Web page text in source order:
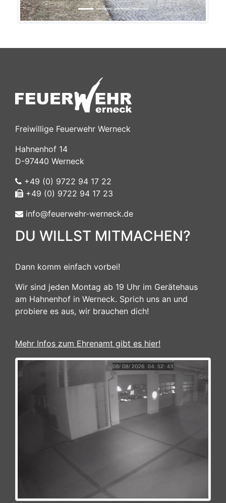
Freiwillige Feuerwehr Werneck
Hahnenhof 14
D-97440 Werneck
+49 (0) 9722 94 17 22
+49 (0) 9722 94 17 23
info@feuerwehr-werneck.de
DU WILLST MITMACHEN?
Dann komm einfach vorbei!
Wir sind jeden Montag ab 19 Uhr im Gerätehaus
am Hahnenhof in Werneck. Sprich uns an und
probiere es aus, wir brauchen dich!
Mehr Infos zum Ehrenamt gibt es hier!